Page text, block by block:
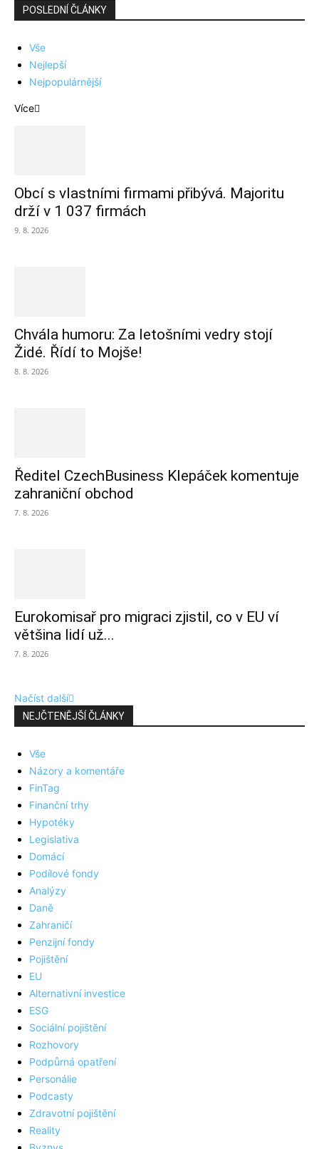
POSLEDNÍ ČLÁNKY
Vše
Nejlepší
Nejpopulárnější
Více
Obcí s vlastními firmami přibývá. Majoritu
drží v 1 037 firmách
9. 8. 2026
Chvála humoru: Za letošními vedry stojí
Židé. Řídí to Mojše!
8. 8. 2026
Ředitel CzechBusiness Klepáček komentuje
zahraniční obchod
7. 8. 2026
Eurokomisař pro migraci zjistil, co v EU ví
většina lidí už...
7. 8. 2026
Načíst další
NEJČTENĚJŠÍ ČLÁNKY
Vše
Názory a komentáře
FinTag
Finanční trhy
Hypotéky
Legislativa
Domácí
Podílové fondy
Analýzy
Daně
Zahraničí
Penzijní fondy
Pojištění
EU
Alternativní investice
ESG
Sociální pojištění
Rozhovory
Podpůrná opatření
Personálie
Podcasty
Zdravotní pojištění
Reality